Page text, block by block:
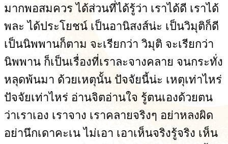
มากพอสมควร ได้ส่วนที่ได้รู้ว่า เราได้ดี เราได้
พละ ได้ประโยชน์ เป็นอานิสงส์น่ะ เป็นวิมุติก็ดี
เป็นนิพพานก็ตาม จะเรียกว่า วิมุติ จะเรียกว่า
นิพพาน ก็เป็นเรื่องที่เราละจางคลาย จนกระทั่ง
หลุดพ้นมา ด้วยเหตุนั้น ปัจจัยนี้น่ะ เหตุเท่าไหร่
ปัจจัยเท่าไหร่ อ่านจิตอ่านใจ รู้ตนเองด้วยตน
ว่าเราเอง เราจาง เราคลายจริงๆ อย่าหลงผิด
อย่านึกเดาคะเน ไม่เอา เอาเห็นจริงรู้จริง เห็น